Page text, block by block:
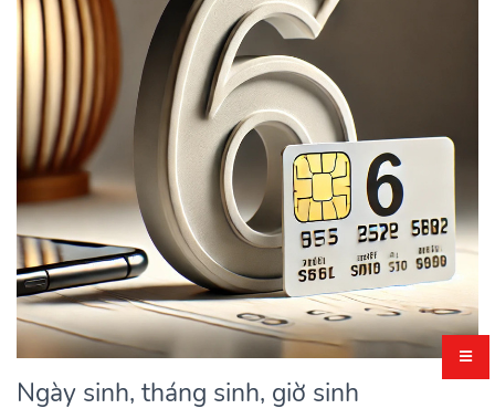
Ngày sinh, tháng sinh, giờ sinh